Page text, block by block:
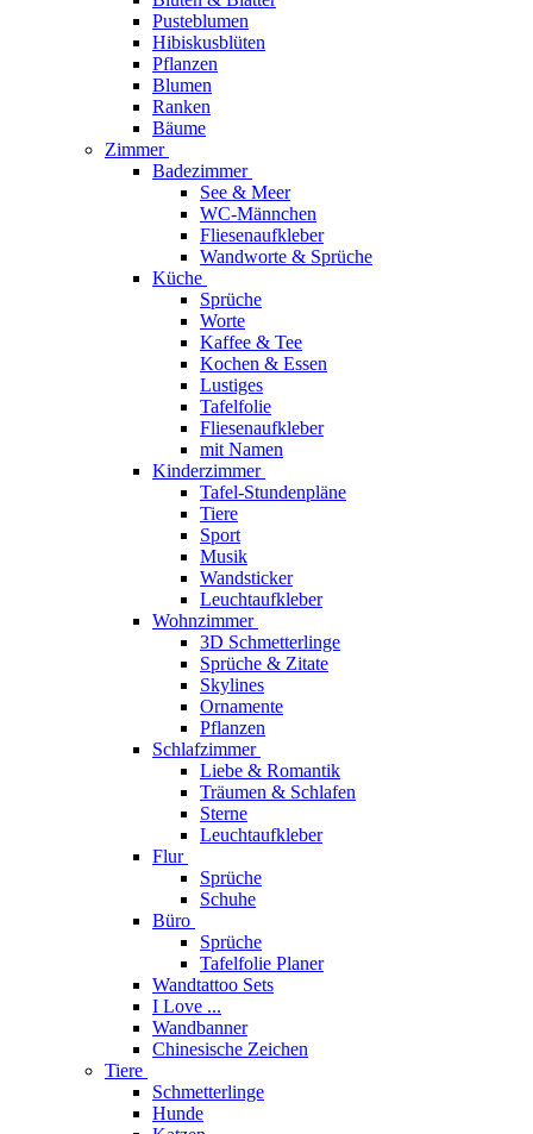
Pusteblumen
Hibiskusblüten
Pflanzen
Blumen
Ranken
Bäume
Zimmer
Badezimmer
See & Meer
WC-Männchen
Fliesenaufkleber
Wandworte & Sprüche
Küche
Sprüche
Worte
Kaffee & Tee
Kochen & Essen
Lustiges
Tafelfolie
Fliesenaufkleber
mit Namen
Kinderzimmer
Tafel-Stundenpläne
Tiere
Sport
Musik
Wandsticker
Leuchtaufkleber
Wohnzimmer
3D Schmetterlinge
Sprüche & Zitate
Skylines
Ornamente
Pflanzen
Schlafzimmer
Liebe & Romantik
Träumen & Schlafen
Sterne
Leuchtaufkleber
Flur
Sprüche
Schuhe
Büro
Sprüche
Tafelfolie Planer
Wandtattoo Sets
I Love ...
Wandbanner
Chinesische Zeichen
Tiere
Schmetterlinge
Hunde